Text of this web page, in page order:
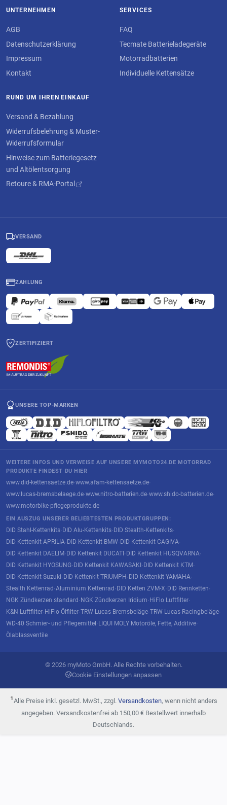
UNTERNEHMEN
AGB
Datenschutzerklärung
Impressum
Kontakt
SERVICES
FAQ
Tecmate Batterieladegeräte
Motorradbatterien
Individuelle Kettensätze
RUND UM IHREN EINKAUF
Versand & Bezahlung
Widerrufsbelehrung & Muster-
Widerrufsformular
Hinweise zum Batteriegesetz
und Altölentsorgung
Retoure & RMA-Portal
VERSAND
ZAHLUNG
ZERTIFIZIERT
UNSERE TOP-MARKEN
WEITERE INFOS UND VERWEISE AUF UNSERE MYMOTO24.DE MOTORRAD
PRODUKTE FINDEST DU HIER
www.did-kettensaetze.de·www.afam-kettensaetze.de·
www.lucas-bremsbelaege.de·www.nitro-batterien.de·www.shido-batterien.de·
www.motorbike-pflegeprodukte.de
EIN AUSZUG UNSERER BELIEBTESTEN PRODUKTGRUPPEN:
DID Stahl-Kettenkits· DID Alu-Kettenkits· DID Stealth-Kettenkits·
DID Kettenkit APRILIA· DID Kettenkit BMW· DID Kettenkit CAGIVA·
DID Kettenkit DAELIM· DID Kettenkit DUCATI· DID Kettenkit HUSQVARNA·
DID Kettenkit HYOSUNG· DID Kettenkit KAWASAKI· DID Kettenkit KTM·
DID Kettenkit Suzuki· DID Kettenkit TRIUMPH· DID Kettenkit YAMAHA·
Stealth Kettenrad·Aluminium Kettenrad· DID Ketten ZVM-X· DID Rennketten·
NGK Zündkerzen standard· NGK Zündkerzen Iridium· HiFlo Luftfilter·
K&N Luftfilter· HiFlo Ölfilter·TRW-Lucas Bremsbeläge·TRW-Lucas Racingbeläge·
WD-40 Schmier- und Pflegemittel· LIQUI MOLY Motoröle, Fette, Additive·
Ölablassventile
© 2026 myMoto GmbH. Alle Rechte vorbehalten.
Cookie Einstellungen anpassen
¹Alle Preise inkl. gesetzl. MwSt., zzgl. Versandkosten, wenn nicht anders
angegeben. Versandkostenfrei ab 150,00 € Bestellwert innerhalb
Deutschlands.